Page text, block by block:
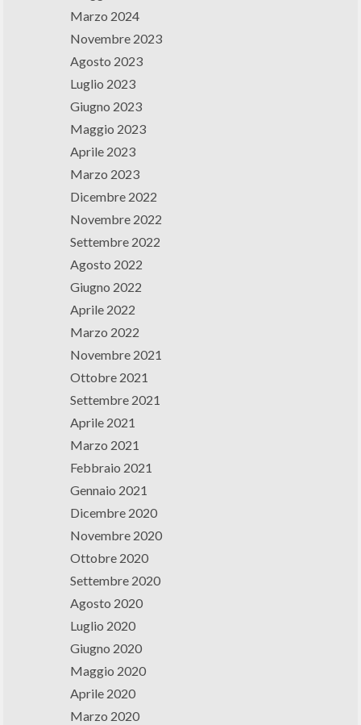
Marzo 2024
Novembre 2023
Agosto 2023
Luglio 2023
Giugno 2023
Maggio 2023
Aprile 2023
Marzo 2023
Dicembre 2022
Novembre 2022
Settembre 2022
Agosto 2022
Giugno 2022
Aprile 2022
Marzo 2022
Novembre 2021
Ottobre 2021
Settembre 2021
Aprile 2021
Marzo 2021
Febbraio 2021
Gennaio 2021
Dicembre 2020
Novembre 2020
Ottobre 2020
Settembre 2020
Agosto 2020
Luglio 2020
Giugno 2020
Maggio 2020
Aprile 2020
Marzo 2020